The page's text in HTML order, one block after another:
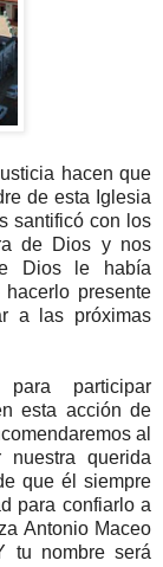
hacen que
de esta Iglesia
santificó con los
de Dios y nos
Dios le había
presente
a las próximas
participar
esta acción de
al
querida
que él siempre
para confiarlo a
Antonio Maceo
tu nombre será